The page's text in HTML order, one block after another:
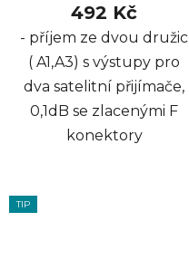
492 Kč
- příjem ze dvou družic
( A1,A3) s výstupy pro
dva satelitní přijímače,
0,1dB se zlacenými F
konektory
TIP